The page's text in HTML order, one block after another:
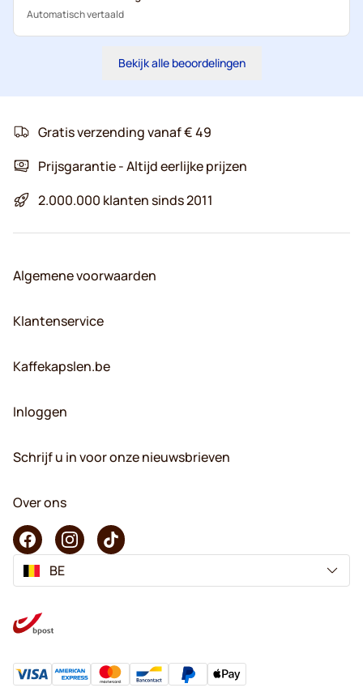
Automatisch vertaald
Bekijk alle beoordelingen
Gratis verzending vanaf € 49
Prijsgarantie - Altijd eerlijke prijzen
2.000.000 klanten sinds 2011
Algemene voorwaarden
Klantenservice
Kaffekapslen.be
Inloggen
Schrijf u in voor onze nieuwsbrieven
Over ons
BE